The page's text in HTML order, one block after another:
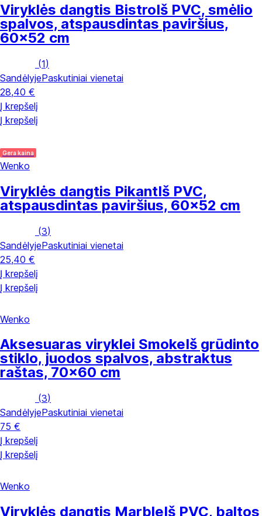
Viryklės dangtis BistroIš PVC, smėlio
spalvos, atspausdintas paviršius,
60x52 cm
(1)
SandėlyjePaskutiniai vienetai
28,40 €
Į krepšelį
Į krepšelį
Gera kaina
Wenko
Viryklės dangtis PikantIš PVC,
atspausdintas paviršius, 60x52 cm
(3)
SandėlyjePaskutiniai vienetai
25,40 €
Į krepšelį
Į krepšelį
Wenko
Aksesuaras viryklei SmokeIš grūdinto
stiklo, juodos spalvos, abstraktus
raštas, 70x60 cm
(3)
SandėlyjePaskutiniai vienetai
75 €
Į krepšelį
Į krepšelį
Wenko
Viryklės dangtis MarbleIš PVC, baltos